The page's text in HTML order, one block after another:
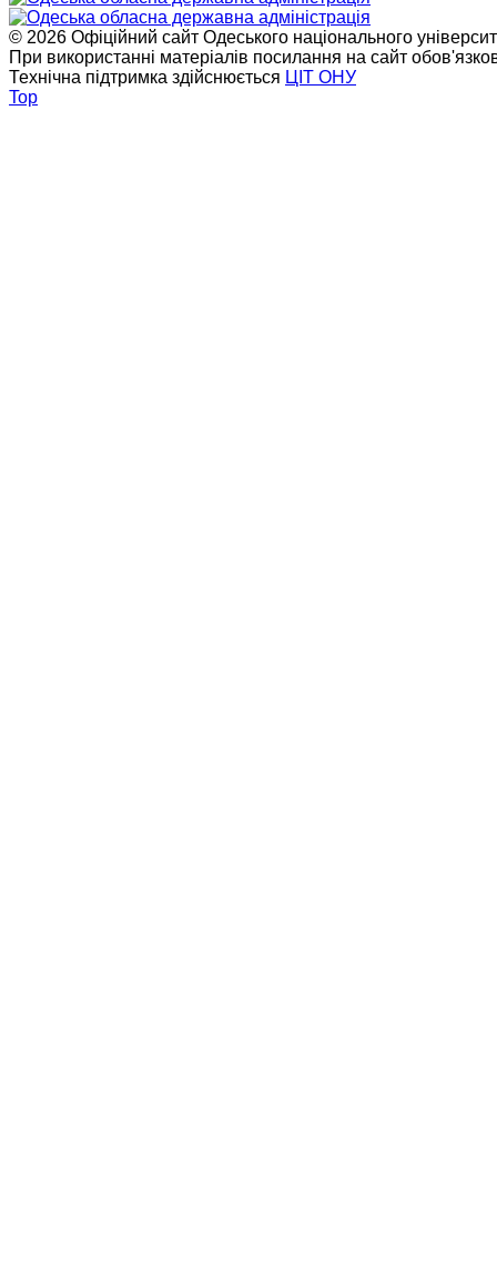
© 2026 Офіційний сайт Одеського національного
При використанні матеріалів посилання на сайт
Технічна підтримка здійснюється ЦІТ ОНУ
Top